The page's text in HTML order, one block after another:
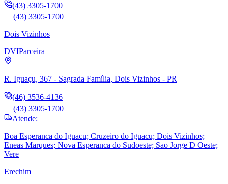
(43) 3305-1700
(43) 3305-1700
Dois Vizinhos
DVIParceira
R. Iguaçu, 367 - Sagrada Família, Dois Vizinhos - PR
(46) 3536-4136
(43) 3305-1700
Atende:
Boa Esperanca do Iguacu; Cruzeiro do Iguacu; Dois Vizinhos;
Eneas Marques; Nova Esperanca do Sudoeste; Sao Jorge D Oeste;
Vere
Erechim